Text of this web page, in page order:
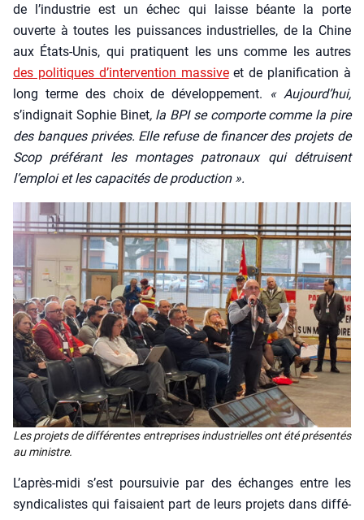
de l’industrie est un échec qui laisse béante la porte
ouverte à toutes les puis­sances indus­trielles, de la Chine
aux États-Unis, qui pra­tiquent les uns comme les autres
des poli­tiques d’intervention mas­siveet de pla­ni­fi­ca­tion à
long terme des choix de déve­lop­pe­ment. « Aujourd’hui,
s’indignait Sophie Binet, la BPI se com­porte comme la pire
des banques pri­vées. Elle refuse de finan­cer des pro­jets de
Scop pré­fé­rant les mon­tages patro­naux qui détruisent
l’emploi et les capa­ci­tés de pro­duc­tion ».
Les pro­jets de dif­fé­rentes entre­prises indus­trielles ont été pré­sen­tés
au ministre.
L’après-midi s’est pour­sui­vie par des échanges entre les
syn­di­ca­listes qui fai­saient part de leurs pro­jets dans dif­fé­